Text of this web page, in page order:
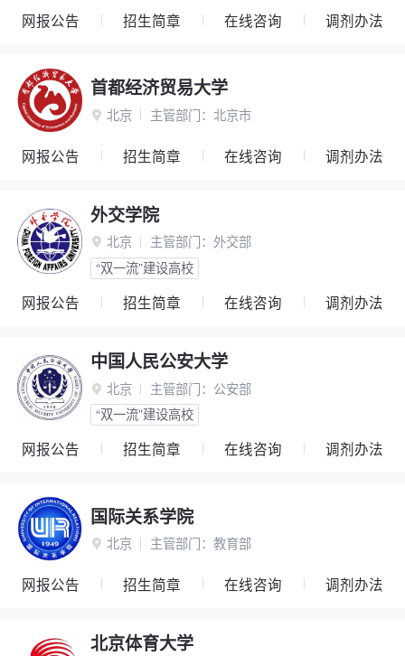
网报公告 招生简章 在线咨询 调剂办法
首都经济贸易大学
 北京 主管部门： 北京市
网报公告 招生简章 在线咨询 调剂办法
外交学院
 北京 主管部门： 外交部
“双一流”建设高校
网报公告 招生简章 在线咨询 调剂办法
中国人民公安大学
 北京 主管部门： 公安部
“双一流”建设高校
网报公告 招生简章 在线咨询 调剂办法
国际关系学院
 北京 主管部门： 教育部
网报公告 招生简章 在线咨询 调剂办法
北京体育大学